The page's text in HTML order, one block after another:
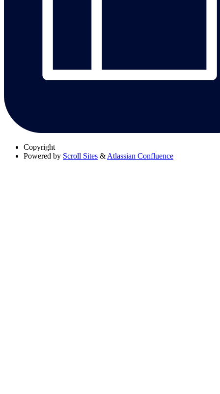
Copyright
Powered by Scroll Sites & Atlassian Confluence